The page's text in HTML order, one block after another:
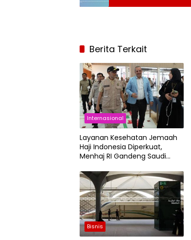
Berita Terkait
Internasional
Layanan Kesehatan Jemaah
Haji Indonesia Diperkuat,
Menhaj RI Gandeng Saudi
Bisnis